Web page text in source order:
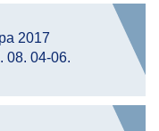
2017
08. 04-06.